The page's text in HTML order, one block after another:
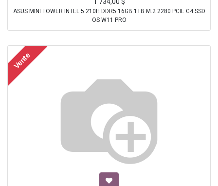
ASUS MINI TOWER INTEL 5 210H DDR5 16GB 1TB M.2 2280 PCIE G4 SSD
OS W11 PRO
Vente